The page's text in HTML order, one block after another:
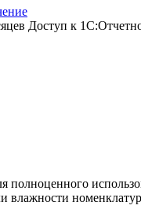
Доступ к
влажности